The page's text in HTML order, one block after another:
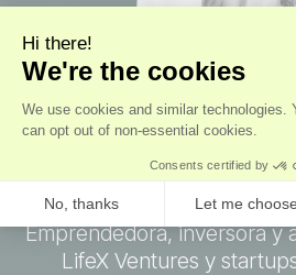
Lisa
Investor & Advisor en
Emprendedora, inversora y
LifeX Ventures y